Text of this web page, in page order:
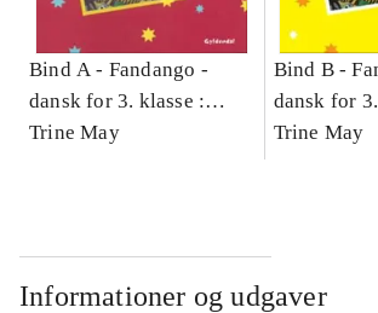
Bind A - Fandango -
dansk for 3. klasse :
grundbog -- Arbejdsbog.
Trine May
Bind B -
dansk for
grundbog
Trine May
Informationer og udgaver